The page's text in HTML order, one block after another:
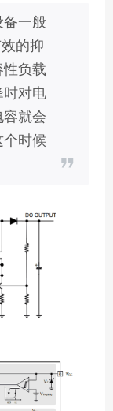
备一般
的抑
性负载
时对电
容就会
个时候